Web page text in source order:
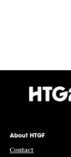
About HTGF
Contact